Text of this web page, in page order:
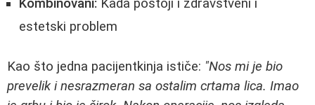
Kombinovani: Kada postoji i zdravstveni i
estetski problem
Kao što jedna pacijentkinja ističe: "Nos mi je bio
prevelik i nesrazmeran sa ostalim crtama lica. Imao